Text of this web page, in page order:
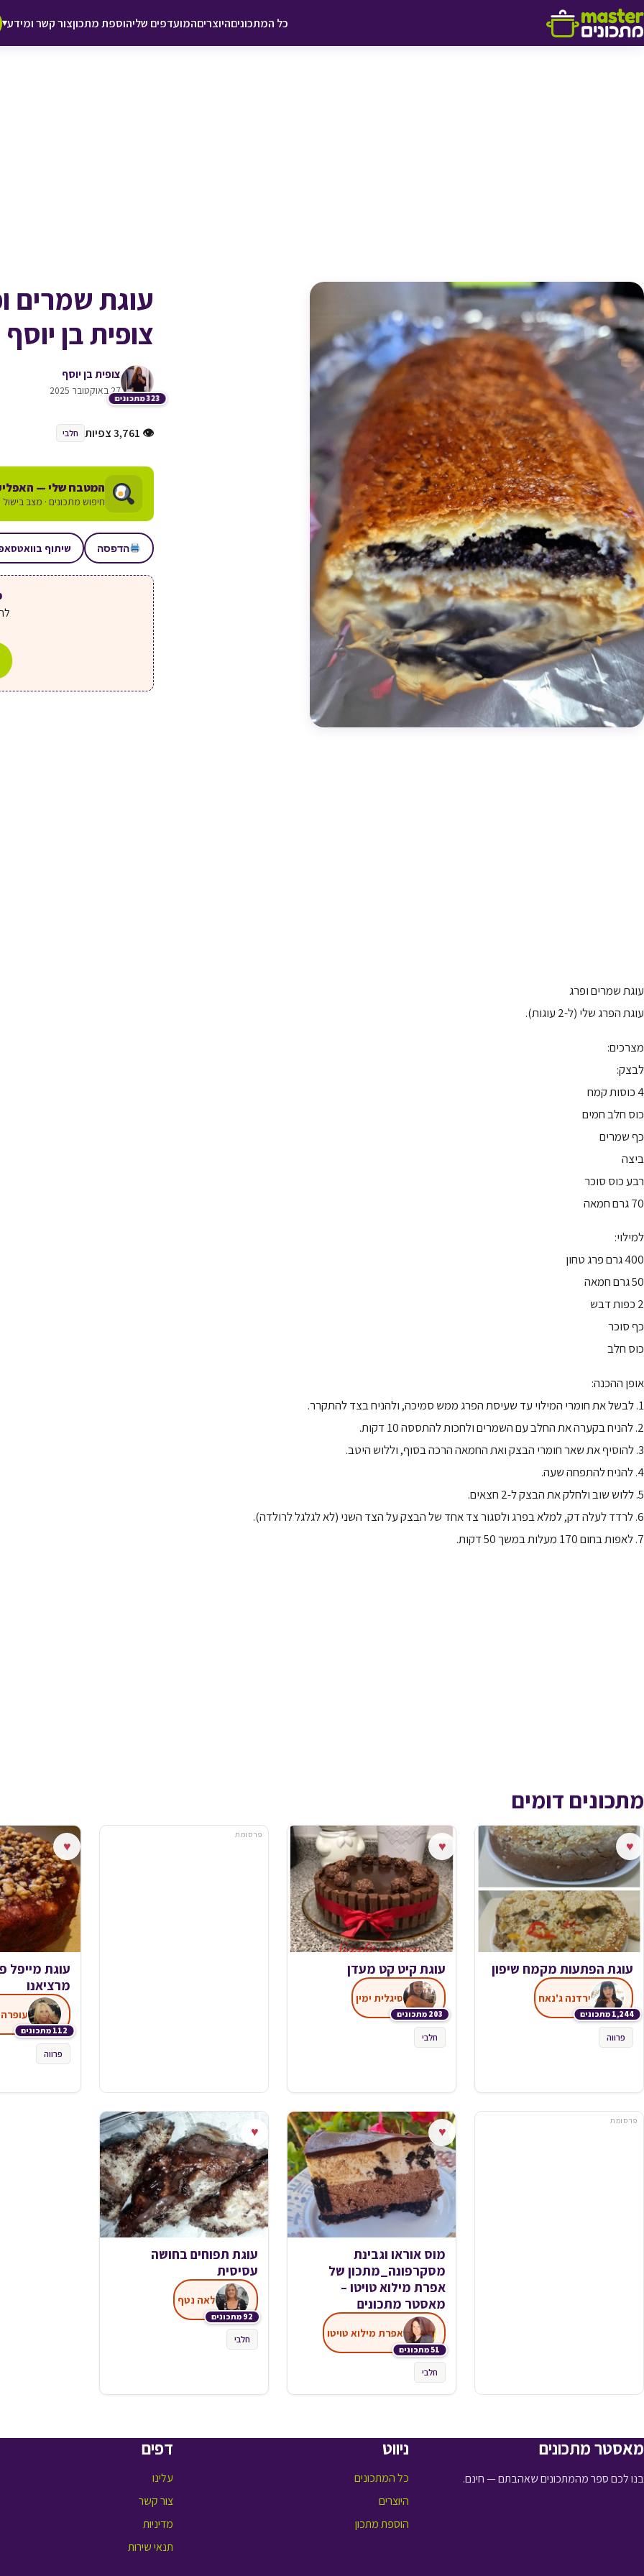
דלג לתוכן
כל המתכוניםהיוצריםהמועדפים שליהוספת מתכוןצור קשר ומידע▾
עוגת שמרים
צופית בן
323 מתכונים
צופית בן יוסף
27 באוקטובר 2025
♥ הוספה
👁 3,761 צפיות חלבי
המטבח שלי —
חיפוש מתכונים · מצב
הדפסה שיתוף
עוגת שמרים ופרג
עוגת הפרג שלי (ל-2 עוגות).
מצרכים:
לבצק:
4 כוסות קמח
כוס חלב חמים
כף שמרים
ביצה
רבע כוס סוכר
70 גרם חמאה
למילוי:
400 גרם פרג טחון
50 גרם חמאה
2 כפות דבש
כף סוכר
כוס חלב
אופן ההכנה:
1. לבשל את חומרי המילוי עד שעיסת הפרג ממש סמיכה, ולהניח בצד להתקרר.
2. להניח בקערה את החלב עם השמרים ולחכות להתססה 10 דקות.
3. להוסיף את שאר חומרי הבצק ואת החמאה הרכה בסוף, וללוש היטב.
4. להניח להתפחה שעה.
5. ללוש שוב ולחלק את הבצק ל-2 חצאים.
6. לרדד לעלה דק, למלא בפרג ולסגור צד אחד של הבצק על הצד השני (לא לגלגל לרולדה).
7. לאפות בחום 170 מעלות במשך 50 דקות.
מתכונים דומים
♥
עוגת הפתעות מקמח שיפון
1,244 מתכונים
ירדנה ג'נאח
פרווה
♥
עוגת קיט קט מעדן
203 מתכונים
סיגלית ימין
חלבי
פרסומת
♥
עוגת מייפל
מרציאנו
112 מתכונים
פרווה
פרסומת
♥
מוס אוראו וגבינת
מסקרפונה_מתכון של
אפרת מילוא טויטו –
מאסטר מתכונים
51 מתכונים
אפרת מילוא טויטו
חלבי
♥
עוגת תפוחים בחושה
עסיסית
92 מתכונים
לאה נטף
חלבי
מאסטר מתכונים
בנו לכם ספר מהמתכונים שאהבתם — חינם.
ניווט
כל המתכונים
היוצרים
הוספת מתכון
דפים
עלינו
צור קשר
מדיניות
תנאי שירות